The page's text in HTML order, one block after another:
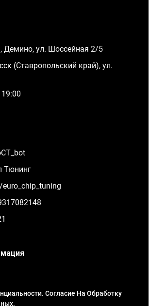
Демино, ул. Шоссейная 2/5
(Ставропольский край), ул.
Тюнинг
Согласие На Обработку